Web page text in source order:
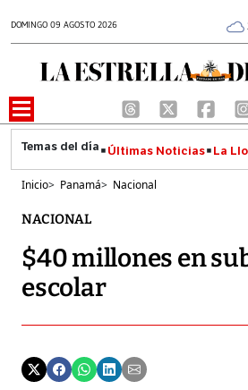
DOMINGO 09 AGOSTO 2026
Últimas Noticias La
Inicio> Panamá> Nacional
NACIONAL
$40 millones en
escolar